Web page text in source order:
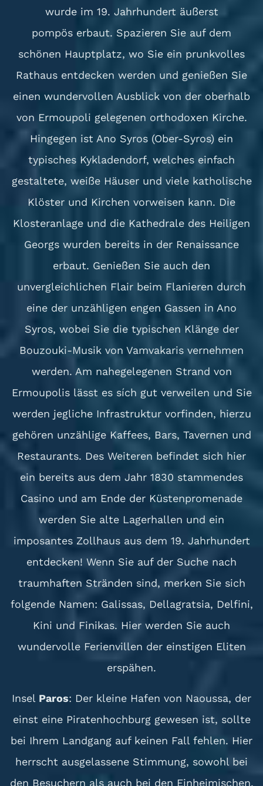
wurde im 19. Jahrhundert äußerst
pompös erbaut. Spazieren Sie auf dem
schönen Hauptplatz, wo Sie ein prunkvolles
Rathaus entdecken werden und genießen Sie
einen wundervollen Ausblick von der oberhalb
von Ermoupoli gelegenen orthodoxen Kirche.
Hingegen ist Ano Syros (Ober-Syros) ein
typisches Kykladendorf, welches einfach
gestaltete, weiße Häuser und viele katholische
Klöster und Kirchen vorweisen kann. Die
Klosteranlage und die Kathedrale des Heiligen
Georgs wurden bereits in der Renaissance
erbaut. Genießen Sie auch den
unvergleichlichen Flair beim Flanieren durch
eine der unzähligen engen Gassen in Ano
Syros, wobei Sie die typischen Klänge der
Bouzouki-Musik von Vamvakaris vernehmen
werden. Am nahegelegenen Strand von
Ermoupolis lässt es sích gut verweilen und Sie
werden jegliche Infrastruktur vorfinden, hierzu
gehören unzählige Kaffees, Bars, Tavernen und
Restaurants. Des Weiteren befindet sich hier
ein bereits aus dem Jahr 1830 stammendes
Casino und am Ende der Küstenpromenade
werden Sie alte Lagerhallen und ein
imposantes Zollhaus aus dem 19. Jahrhundert
entdecken! Wenn Sie auf der Suche nach
traumhaften Stränden sind, merken Sie sich
folgende Namen: Galissas, Dellagratsia, Delfini,
Kini und Finikas. Hier werden Sie auch
wundervolle Ferienvillen der einstigen Eliten
erspähen.
Insel Paros: Der kleine Hafen von Naoussa, der
einst eine Piratenhochburg gewesen ist, sollte
bei Ihrem Landgang auf keinen Fall fehlen. Hier
herrscht ausgelassene Stimmung, sowohl bei
den Besuchern als auch bei den Einheimischen,